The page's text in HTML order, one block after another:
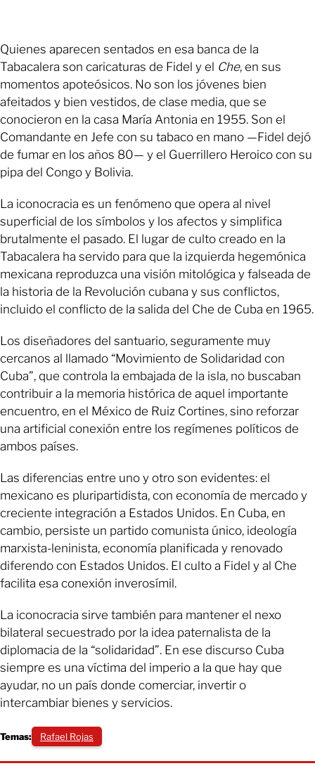
Quienes aparecen sentados en esa banca de la
Tabacalera son caricaturas de Fidel y el Che, en sus
momentos apoteósicos. No son los jóvenes bien
afeitados y bien vestidos, de clase media, que se
conocieron en la casa María Antonia en 1955. Son el
Comandante en Jefe con su tabaco en mano —Fidel dejó
de fumar en los años 80— y el Guerrillero Heroico con su
pipa del Congo y Bolivia.
La iconocracia es un fenómeno que opera al nivel
superficial de los símbolos y los afectos y simplifica
brutalmente el pasado. El lugar de culto creado en la
Tabacalera ha servido para que la izquierda hegemónica
mexicana reproduzca una visión mitológica y falseada de
la historia de la Revolución cubana y sus conflictos,
incluido el conflicto de la salida del Che de Cuba en 1965.
Los diseñadores del santuario, seguramente muy
cercanos al llamado “Movimiento de Solidaridad con
Cuba”, que controla la embajada de la isla, no buscaban
contribuir a la memoria histórica de aquel importante
encuentro, en el México de Ruiz Cortines, sino reforzar
una artificial conexión entre los regímenes políticos de
ambos países.
Las diferencias entre uno y otro son evidentes: el
mexicano es pluripartidista, con economía de mercado y
creciente integración a Estados Unidos. En Cuba, en
cambio, persiste un partido comunista único, ideología
marxista-leninista, economía planificada y renovado
diferendo con Estados Unidos. El culto a Fidel y al Che
facilita esa conexión inverosímil.
La iconocracia sirve también para mantener el nexo
bilateral secuestrado por la idea paternalista de la
diplomacia de la “solidaridad”. En ese discurso Cuba
siempre es una víctima del imperio a la que hay que
ayudar, no un país donde comerciar, invertir o
intercambiar bienes y servicios.
Temas: Rafael Rojas